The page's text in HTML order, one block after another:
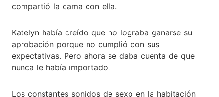
compartió la cama con ella.
Katelyn había creído que no lograba ganarse su
aprobación porque no cumplió con sus
expectativas. Pero ahora se daba cuenta de que
nunca le había importado.
Los constantes sonidos de sexo en la habitación